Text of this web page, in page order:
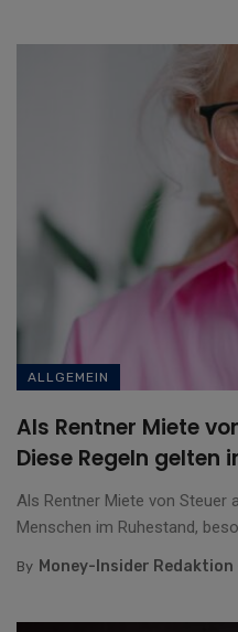
ALLGEMEIN
Als Rentner Miete
Diese Regeln gelten
Als Rentner Miete von Steuer
Menschen im Ruhestand,
By Money-Insider